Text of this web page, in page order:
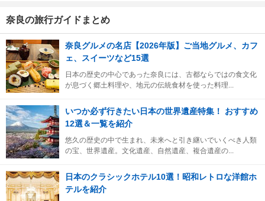
奈良の旅行ガイドまとめ
奈良グルメの名店【2026年版】ご当地グルメ、カフ
ェ、スイーツなど15選
日本の歴史の中心であった奈良には、古都ならではの食文化
が息づく郷土料理や、地元の伝統食材を使った料理...
いつか必ず行きたい日本の世界遺産特集！ おすすめ
12選＆一覧を紹介
悠久の歴史の中で生まれ、未来へと引き継いでいくべき人類
の宝、世界遺産。文化遺産、自然遺産、複合遺産の...
日本のクラシックホテル10選！昭和レトロな洋館ホ
テルを紹介